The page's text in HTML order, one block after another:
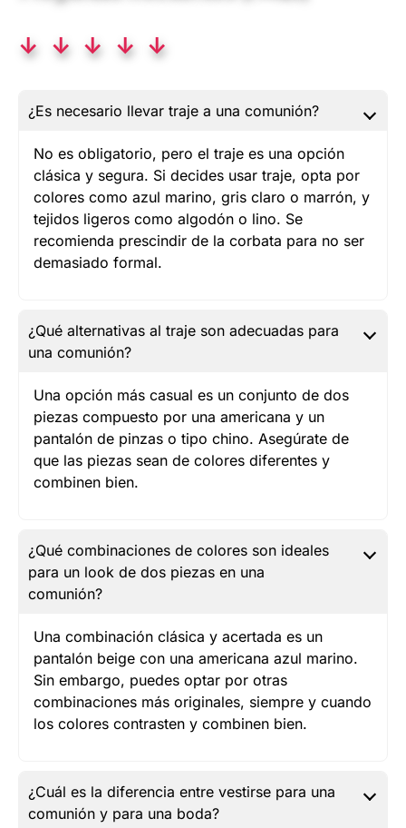
↓ ↓ ↓ ↓ ↓
¿Es necesario llevar traje a una comunión?
No es obligatorio, pero el traje es una opción
clásica y segura. Si decides usar traje, opta por
colores como azul marino, gris claro o marrón, y
tejidos ligeros como algodón o lino. Se
recomienda prescindir de la corbata para no ser
demasiado formal.
¿Qué alternativas al traje son adecuadas para
una comunión?
Una opción más casual es un conjunto de dos
piezas compuesto por una americana y un
pantalón de pinzas o tipo chino. Asegúrate de
que las piezas sean de colores diferentes y
combinen bien.
¿Qué combinaciones de colores son ideales
para un look de dos piezas en una
comunión?
Una combinación clásica y acertada es un
pantalón beige con una americana azul marino.
Sin embargo, puedes optar por otras
combinaciones más originales, siempre y cuando
los colores contrasten y combinen bien.
¿Cuál es la diferencia entre vestirse para una
comunión y para una boda?